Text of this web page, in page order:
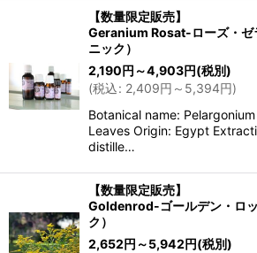
【数量限定販売】
Geranium Rosat-ローズ・ゼ
ニック）
2,190円 ～4,903円(税別)
(税込: 2,409円 ～5,394円)
Botanical name:
Leaves Origin: Egypt
distille…
【数量限定販売】
Goldenrod-ゴールデン・ロ
ク）
2,652円 ～5,942円(税別)